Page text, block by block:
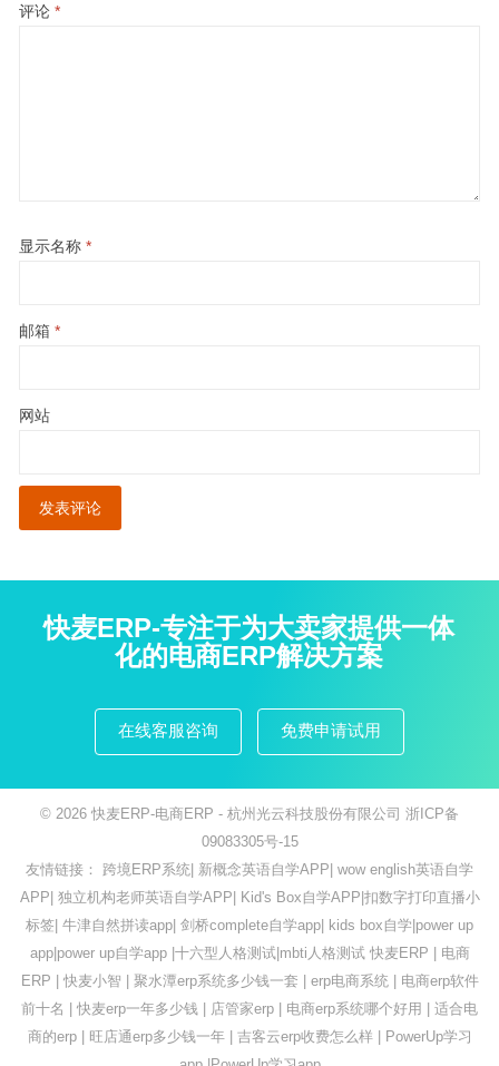
评论 *
显示名称 *
邮箱 *
网站
快麦ERP-专注于为大卖家提供一体
化的电商ERP解决方案
在线客服咨询 免费申请试用
© 2026 快麦ERP-电商ERP - 杭州光云科技股份有限公司 浙ICP备
09083305号-15
友情链接： 跨境ERP系统 新概念英语自学APP wow english英语自学
APP 独立机构老师英语自学APP Kid's Box自学APP 扣数字打印直播小
标签 牛津自然拼读app 剑桥complete自学app kids box自学 power up
app| power up自学app| 十六型人格测试 mbti人格测试 快麦ERP
电商
ERP
快麦小智 聚水潭erp系统多少钱一套 erp电商系统
电商erp软件
前十名
快麦erp一年多少钱 店管家erp 电商erp系统哪个好用
适合电
商的erp| 旺店通erp多少钱一年| 吉客云erp收费怎么样|
PowerUp学习